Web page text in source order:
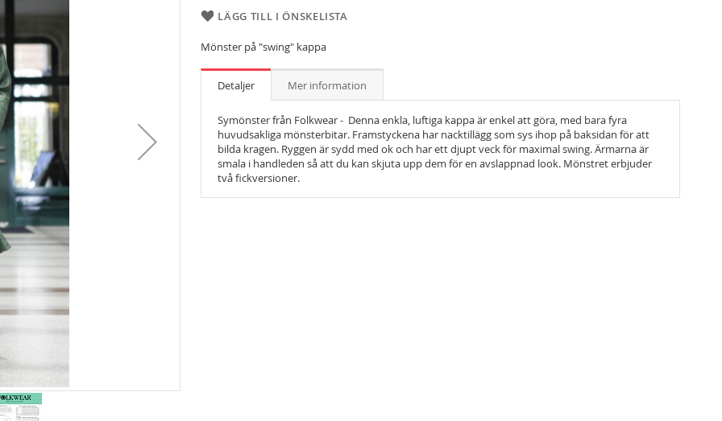
LÄGG TILL I ÖNSKELISTA
Mönster på "swing" kappa
Detaljer
Symönster från Folkwear - Denna enkla, luftiga kappa är enkel att göra, med bara fyra
huvudsakliga mönsterbitar. Framstyckena har nacktillägg som sys ihop på baksidan för att
bilda kragen. Ryggen är sydd med ok och har ett djupt veck för maximal swing. Ärmarna är
smala i handleden så att du kan skjuta upp dem för en avslappnad look. Mönstret erbjuder
två fickversioner.
Mer information